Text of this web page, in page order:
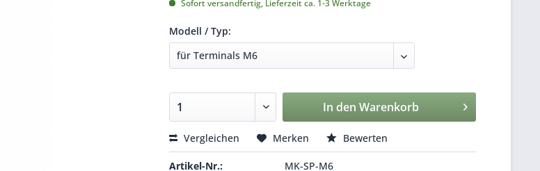
Sofort versandfertig, Lieferzeit ca. 1-3 Werktage
Modell / Typ:
In den Warenkorb
Vergleichen Merken Bewerten
Artikel-Nr.: MK-SP-M6